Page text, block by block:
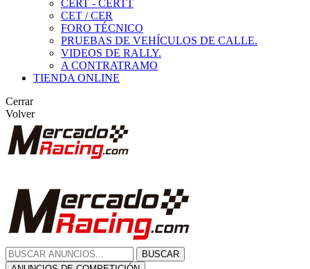
CERT - CERTT
CET / CER
FORO TÉCNICO
PRUEBAS DE VEHÍCULOS DE CALLE.
VIDEOS DE RALLY.
A CONTRATRAMO
TIENDA ONLINE
Cerrar
Volver
BUSCAR
ANUNCIOS DE COMPETICIÓN